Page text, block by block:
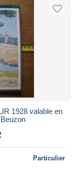
1928 valable en
Particulier